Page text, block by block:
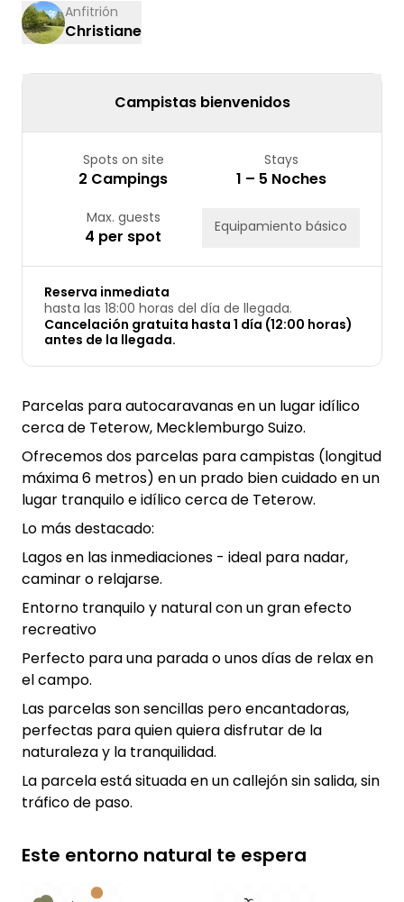
17
18
24
25
Anfitrión
Christiane
Campistas bienvenidos
Spots on site
2 Campings
Stays
1 – 5 Noches
Max. guests
4 per spot Equipamiento básico
Reserva inmediata
hasta las 18:00 horas del día de llegada.
Cancelación gratuita hasta 1 día (12:00 horas)
antes de la llegada.
Parcelas para autocaravanas en un lugar idílico
cerca de Teterow, Mecklemburgo Suizo.
Ofrecemos dos parcelas para campistas (longitud
máxima 6 metros) en un prado bien cuidado en un
lugar tranquilo e idílico cerca de Teterow.
Lo más destacado:
Lagos en las inmediaciones - ideal para nadar,
caminar o relajarse.
Entorno tranquilo y natural con un gran efecto
recreativo
Perfecto para una parada o unos días de relax en
el campo.
Las parcelas son sencillas pero encantadoras,
perfectas para quien quiera disfrutar de la
naturaleza y la tranquilidad.
La parcela está situada en un callejón sin salida, sin
tráfico de paso.
Este entorno natural te espera